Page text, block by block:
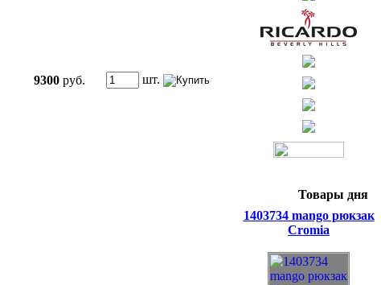
9300 руб. шт.
Товары дня
1403734 mango рюкзак
Cromia